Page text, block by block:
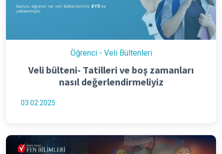
Öğrenci - Veli Bültenleri
Veli bülteni- Tatilleri ve boş zamanları
nasıl değerlendirmeliyiz
03.02.2025